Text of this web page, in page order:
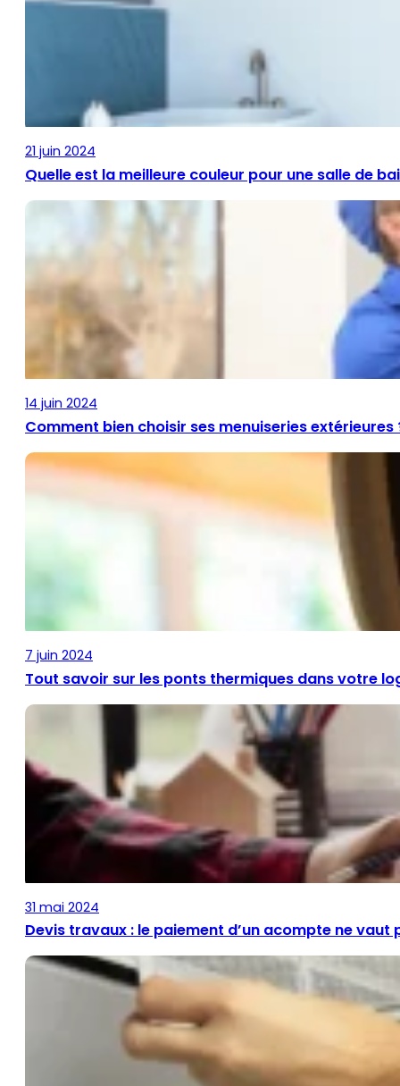
21 juin 2024
Quelle est la meilleure couleur pour une salle de
14 juin 2024
Comment bien choisir ses menuiseries extérieures
7 juin 2024
Tout savoir sur les ponts thermiques dans votre
31 mai 2024
Devis travaux : le paiement d’un acompte ne